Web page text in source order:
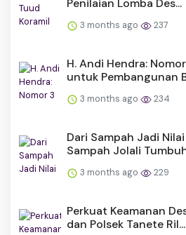
Penilaian Lomba Des...
3 months ago 237
H. Andi Hendra:
untuk Pembangunan
3 months ago 234
Dari Sampah Jadi
Sampah Jolali
3 months ago 229
Perkuat Keamanan
dan Polsek Tanete Ril...